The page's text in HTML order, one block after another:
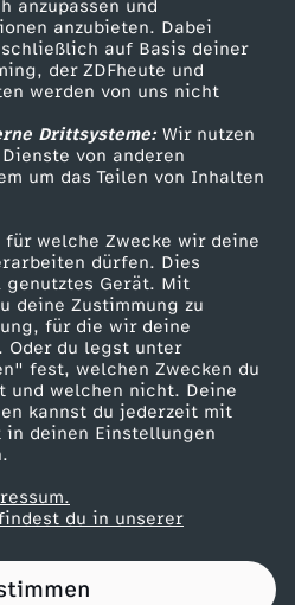
anzupassen und
anzubieten. Dabei
auf Basis deiner
der ZDFheute und
werden von uns nicht
Drittsysteme:Wir nutzen
von anderen
um das Teilen von Inhalten
welche Zwecke wir deine
dürfen. Dies
Gerät. Mit
deine Zustimmung zu
für die wir deine
Oder du legst unter
fest, welchen Zwecken du
und welchen nicht. Deine
kannst du jederzeit mit
deinen Einstellungen
du in unserer